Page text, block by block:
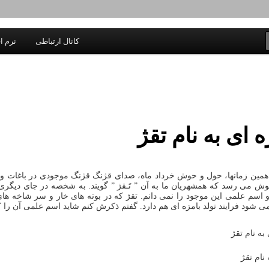
اندیشه بر خط
نرم کانال ارتباطی
ای به نام تقژ
زمانها، حول و حوش خرداد ماه، صدای قژنگ قژنگ موجودی در باغات
می رسد که همشهریان ما به آن ” تَـقژ ” گویند. به شخصه در جای
و اسم علمی این موجود را نمی دانم. تقژ که در بوته های خار و سر شاخه
شود فرایند تولد بامزه ای هم دارد. گفتم ذکرش کنم شاید اسم علمی آن
تقژ